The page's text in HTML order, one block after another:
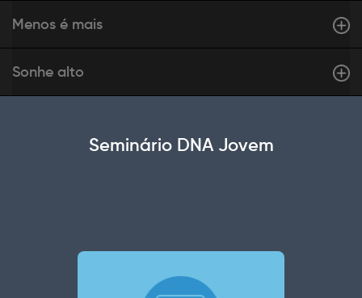
Menos é mais
Sonhe alto
Seminário DNA Jovem